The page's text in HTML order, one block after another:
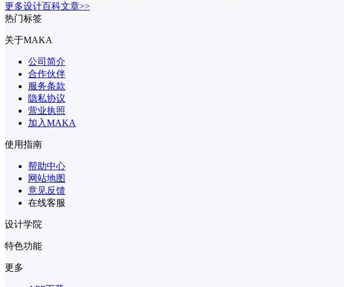
更多设计百科文章>>
热门标签
关于MAKA
公司简介
合作伙伴
服务条款
隐私协议
营业执照
加入MAKA
使用指南
帮助中心
网站地图
意见反馈
在线客服
设计学院
特色功能
更多